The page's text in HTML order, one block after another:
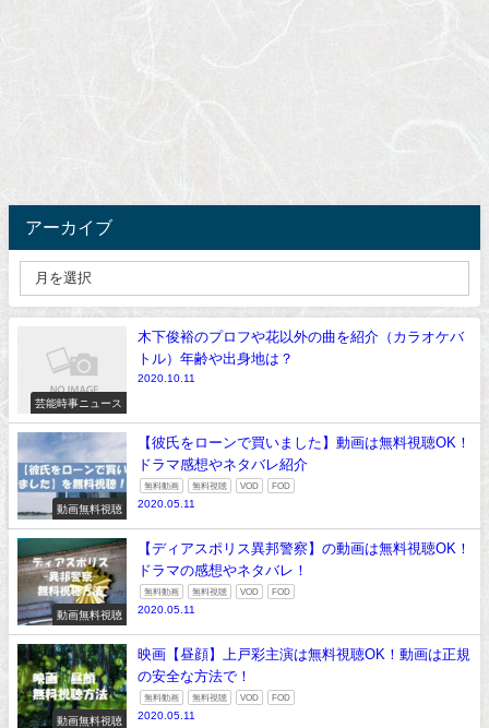
アーカイブ
芸能時事ニュース
木下俊裕のプロフや花以外の曲を紹介（カラオケバ
トル）年齢や出身地は？
2020.10.11
動画無料視聴
【彼氏をローンで買いました】動画は無料視聴OK！
ドラマ感想やネタバレ紹介
無料動画 無料視聴 VOD FOD
2020.05.11
動画無料視聴
【ディアスポリス異邦警察】の動画は無料視聴OK！
ドラマの感想やネタバレ！
無料動画 無料視聴 VOD FOD
2020.05.11
動画無料視聴
映画【昼顔】上戸彩主演は無料視聴OK！動画は正規
の安全な方法で！
無料動画 無料視聴 VOD FOD
2020.05.11